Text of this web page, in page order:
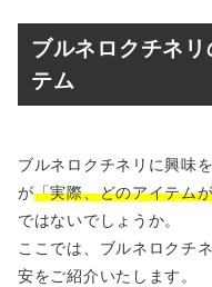
ブルネロクチネ
テム
ブルネロクチネリに興味
が「実際、どのアイテム
ではないでしょうか。
ここでは、ブルネロクチ
安をご紹介いたします。